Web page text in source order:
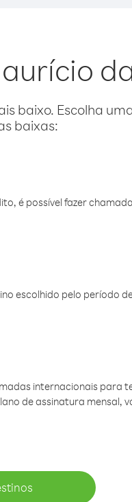
baixo. Escolha
baixas:
é possível fazer
escolhido pelo período
internacionais para
de assinatura mensal,